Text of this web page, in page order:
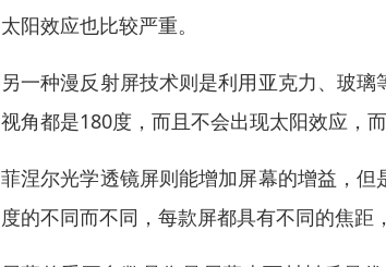
太阳效应也比较严重。
另一种漫反射屏技术则是利用亚克力、玻
视角都是180度，而且不会出现太阳效应，
菲涅尔光学透镜屏则能增加屏幕的增益，
度的不同而不同，每款屏都具有不同的焦距